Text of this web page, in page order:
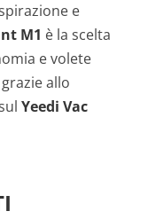
e
M1 è la scelta
e volete
allo
Yeedi Vac